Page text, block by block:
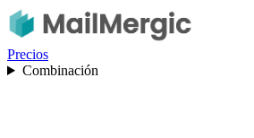
Precios
Combinación